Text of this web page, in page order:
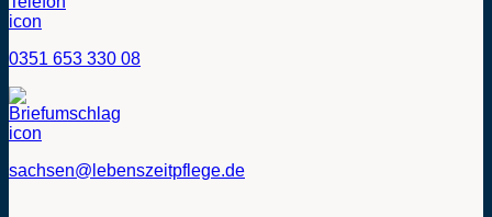
0351 653 330 08
sachsen@lebenszeitpflege.de